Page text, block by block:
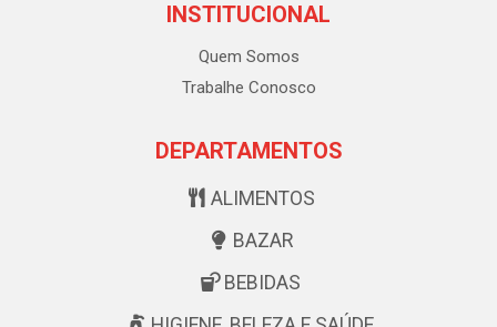
INSTITUCIONAL
Quem Somos
Trabalhe Conosco
DEPARTAMENTOS
ALIMENTOS
BAZAR
BEBIDAS